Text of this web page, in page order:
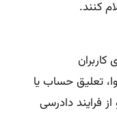
کنند.
تعلیق حساب یا
فرایند دادرسی